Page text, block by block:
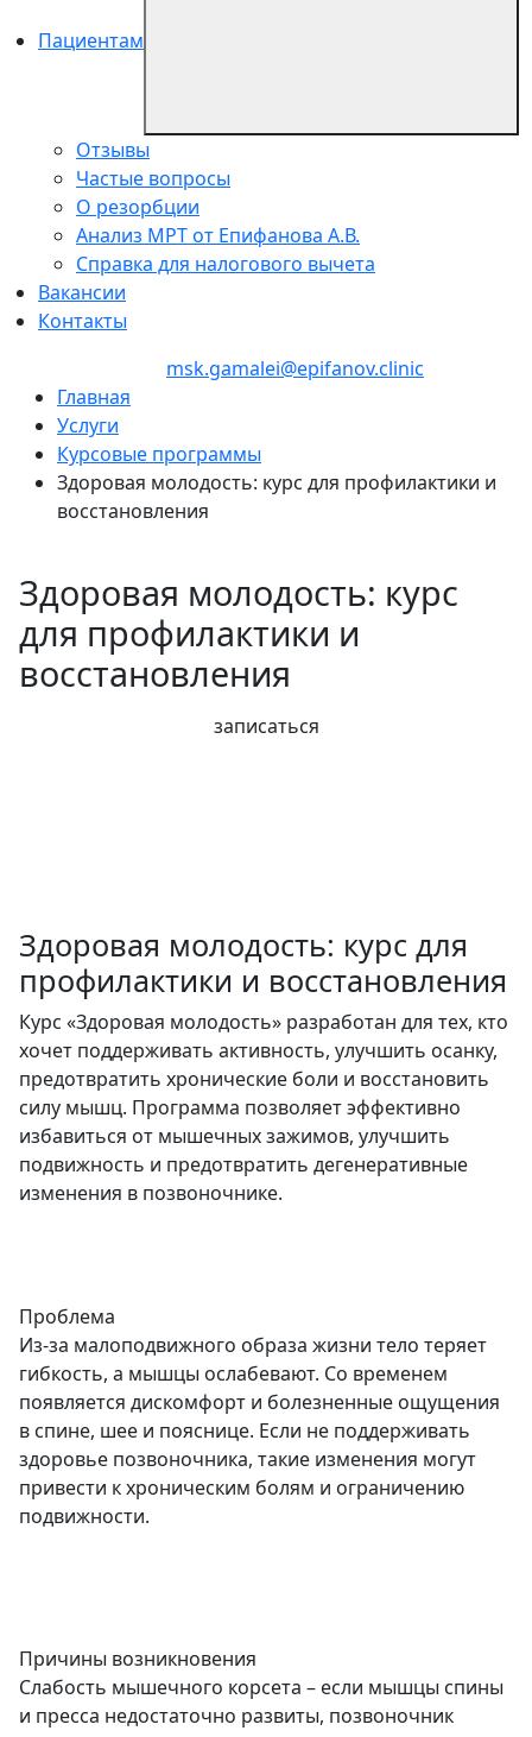
Пациентам
Отзывы
Частые вопросы
О резорбции
Анализ МРТ от Епифанова А.В.
Справка для налогового вычета
Вакансии
Контакты
msk.gamalei@epifanov.clinic
Главная
Услуги
Курсовые программы
Здоровая молодость: курс для профилактики и
восстановления
Здоровая молодость: курс
для профилактики и
восстановления
записаться
Здоровая молодость: курс для
профилактики и восстановления
Курс «Здоровая молодость» разработан для тех, кто
хочет поддерживать активность, улучшить осанку,
предотвратить хронические боли и восстановить
силу мышц. Программа позволяет эффективно
избавиться от мышечных зажимов, улучшить
подвижность и предотвратить дегенеративные
изменения в позвоночнике.
Проблема
Из-за малоподвижного образа жизни тело теряет
гибкость, а мышцы ослабевают. Со временем
появляется дискомфорт и болезненные ощущения
в спине, шее и пояснице. Если не поддерживать
здоровье позвоночника, такие изменения могут
привести к хроническим болям и ограничению
подвижности.
Причины возникновения
Слабость мышечного корсета – если мышцы спины
и пресса недостаточно развиты, позвоночник